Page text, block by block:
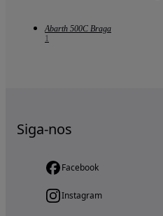
Abarth 500C Braga
1
Siga-nos
Facebook
Instagram